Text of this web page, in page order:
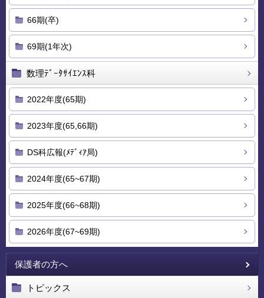
66期(卒)
69期(1年次)
数理ﾃﾞｰﾀｻｲｴﾝｽ科
2022年度(65期)
2023年度(65,66期)
DS科広報(ﾒﾃﾞｨｱ局)
2024年度(65~67期)
2025年度(66~68期)
2026年度(67~69期)
保護者の方へ
トピックス